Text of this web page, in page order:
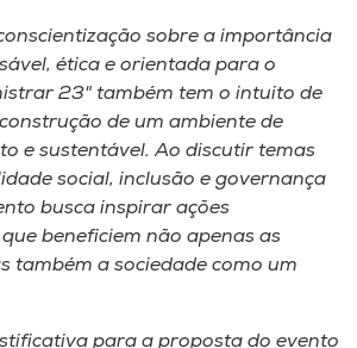
sobre a importância
ética e orientada para o
23" também tem o intuito de
de um ambiente de
e sustentável. Ao discutir temas
social, inclusão e governança
busca inspirar ações
beneficiem não apenas as
também a sociedade como um
para a proposta do evento